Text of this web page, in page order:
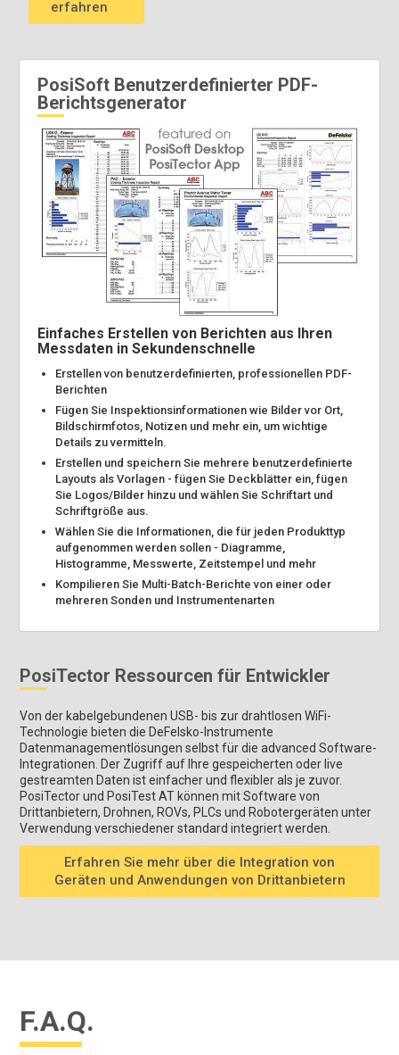
erfahren
PosiSoft Benutzerdefinierter PDF-
Berichtsgenerator
Einfaches Erstellen von Berichten aus Ihren
Messdaten in Sekundenschnelle
Erstellen von benutzerdefinierten, professionellen PDF-
Berichten
Fügen Sie Inspektionsinformationen wie Bilder vor Ort,
Bildschirmfotos, Notizen und mehr ein, um wichtige
Details zu vermitteln.
Erstellen und speichern Sie mehrere benutzerdefinierte
Layouts als Vorlagen - fügen Sie Deckblätter ein, fügen
Sie Logos/Bilder hinzu und wählen Sie Schriftart und
Schriftgröße aus.
Wählen Sie die Informationen, die für jeden Produkttyp
aufgenommen werden sollen - Diagramme,
Histogramme, Messwerte, Zeitstempel und mehr
Kompilieren Sie Multi-Batch-Berichte von einer oder
mehreren Sonden und Instrumentenarten
PosiTector Ressourcen für Entwickler
Von der kabelgebundenen USB- bis zur drahtlosen WiFi-
Technologie bieten die DeFelsko-Instrumente
Datenmanagementlösungen selbst für die advanced Software-
Integrationen. Der Zugriff auf Ihre gespeicherten oder live
gestreamten Daten ist einfacher und flexibler als je zuvor.
PosiTector und PosiTest AT können mit Software von
Drittanbietern, Drohnen, ROVs, PLCs und Robotergeräten unter
Verwendung verschiedener standard integriert werden.
Erfahren Sie mehr über die Integration von
Geräten und Anwendungen von Drittanbietern
F.A.Q.